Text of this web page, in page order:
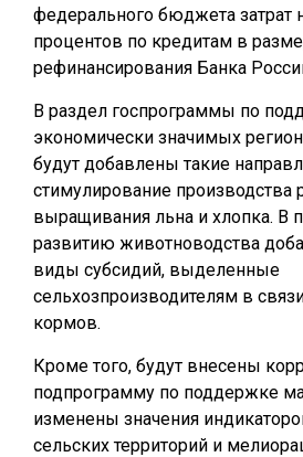
федерального бюджета затрат
процентов по кредитам в
рефинансирования Банка
В раздел госпрограммы по
экономически значимых
будут добавлены такие
стимулирование производства
выращивания льна и хлопка. В
развитию животноводства
виды субсидий, выделенные
сельхозпроизводителям в
кормов.
Кроме того, будут внесены
подпрограмму по поддержке
изменены значения
сельских территорий и